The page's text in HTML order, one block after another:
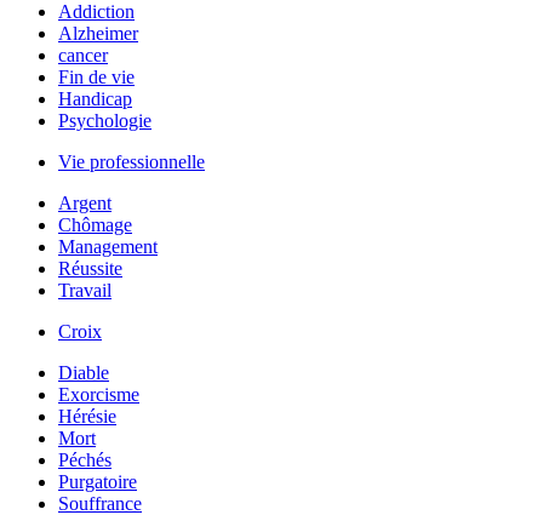
Addiction
Alzheimer
cancer
Fin de vie
Handicap
Psychologie
Vie professionnelle
Argent
Chômage
Management
Réussite
Travail
Croix
Diable
Exorcisme
Hérésie
Mort
Péchés
Purgatoire
Souffrance